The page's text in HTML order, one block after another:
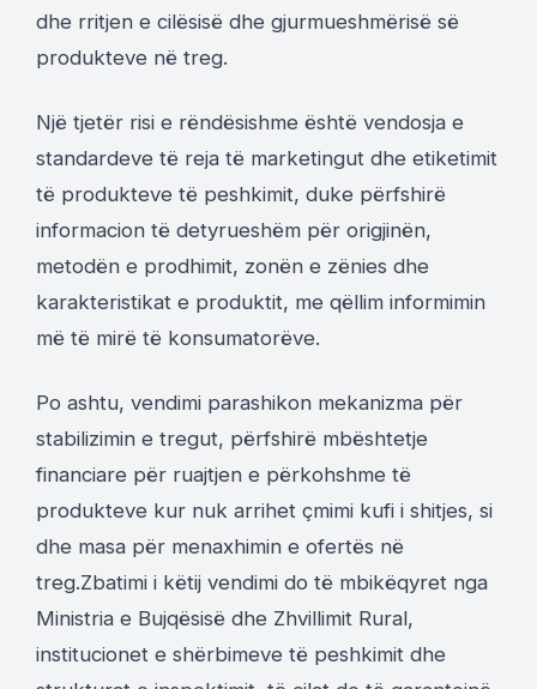
dhe rritjen e cilësisë dhe gjurmueshmërisë së
produkteve në treg.
Një tjetër risi e rëndësishme është vendosja e
standardeve të reja të marketingut dhe etiketimit
të produkteve të peshkimit, duke përfshirë
informacion të detyrueshëm për origjinën,
metodën e prodhimit, zonën e zënies dhe
karakteristikat e produktit, me qëllim informimin
më të mirë të konsumatorëve.
Po ashtu, vendimi parashikon mekanizma për
stabilizimin e tregut, përfshirë mbështetje
financiare për ruajtjen e përkohshme të
produkteve kur nuk arrihet çmimi kufi i shitjes, si
dhe masa për menaxhimin e ofertës në
treg.Zbatimi i këtij vendimi do të mbikëqyret nga
Ministria e Bujqësisë dhe Zhvillimit Rural,
institucionet e shërbimeve të peshkimit dhe